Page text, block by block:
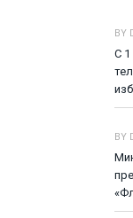
BY
С 1
BY